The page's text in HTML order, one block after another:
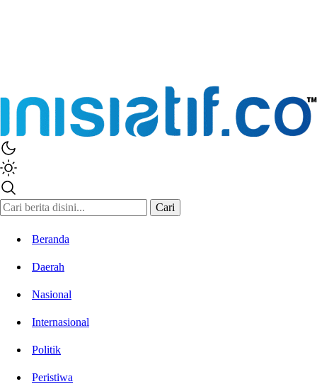
Cari
Beranda
Daerah
Nasional
Internasional
Politik
Peristiwa